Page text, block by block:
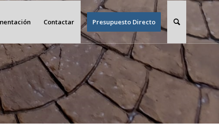
Contactar Presupuesto Directo